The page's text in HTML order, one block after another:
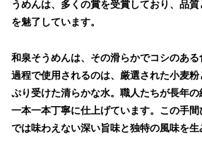
うめんは、多くの賞を受賞しており、品
を魅了しています。
和泉そうめんは、その滑らかでコシのあ
過程で使用されるのは、厳選された小麦
ぷり受けた清らかな水。職人たちが長年
一本一本丁寧に仕上げています。この手
では味わえない深い旨味と独特の風味を生